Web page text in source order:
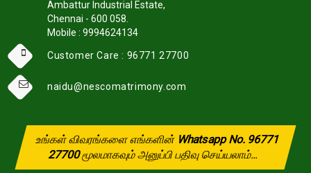
Ambattur Industrial Estate,
Chennai - 600 058.
Mobile : 9994624134
Customer Care : 96771 27700
naidu@nescomatrimony.com
உங்கள் விவரங்களை எங்களின்Whatsapp No. 96771
27700மூலமாகவும் அனுப்பி பதிவு செய்யலாம்...